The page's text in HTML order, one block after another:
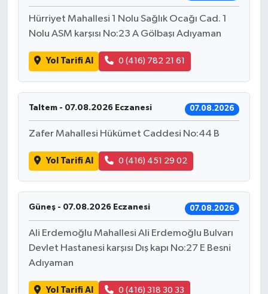
Hürriyet Mahallesi 1 Nolu Sağlık Ocağı Cad. 1
Nolu ASM karşısı No:23 A Gölbaşı Adıyaman
Yol Tarifi Al 0 (416) 782 21 61
Taltem - 07.08.2026 Eczanesi 07.08.2026
Zafer Mahallesi Hükümet Caddesi No:44 B
Yol Tarifi Al 0 (416) 451 29 02
Güneş - 07.08.2026 Eczanesi 07.08.2026
Ali Erdemoğlu Mahallesi Ali Erdemoğlu Bulvarı
Devlet Hastanesi karşısı Dış kapı No:27 E Besni
Adıyaman
Yol Tarifi Al 0 (416) 318 30 33